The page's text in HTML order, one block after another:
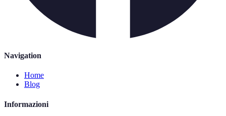
Navigation
Home
Blog
Informazioni